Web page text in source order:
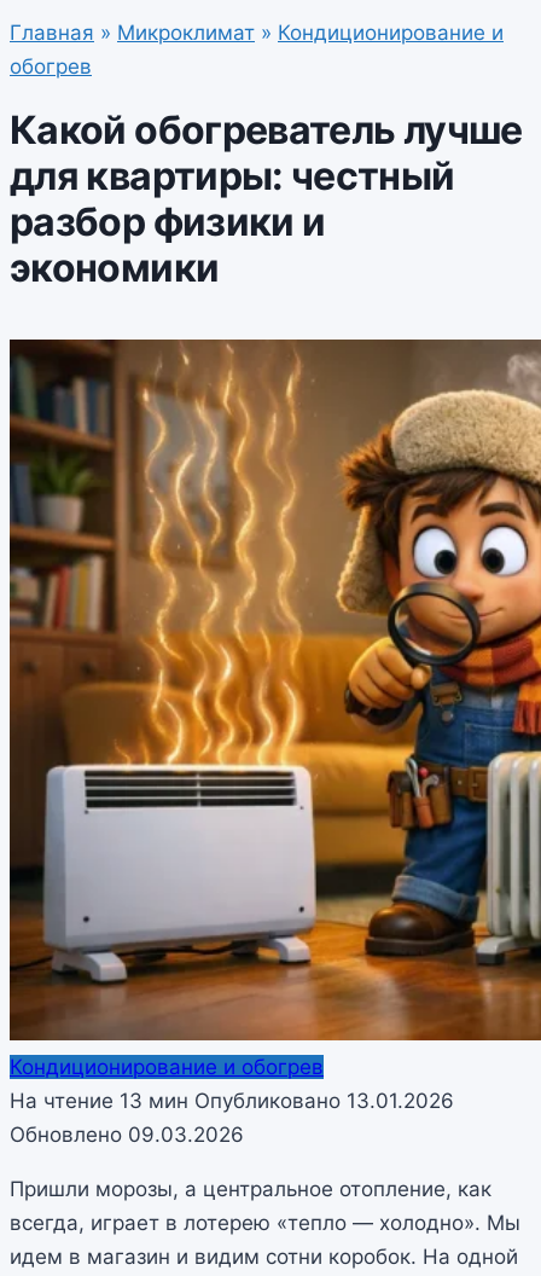
Главная » Микроклимат » Кондиционирование и
обогрев
Какой обогреватель лучше
для квартиры: честный
разбор физики и
экономики
Кондиционирование и обогрев
На чтение 13 мин Опубликовано 13.01.2026
Обновлено 09.03.2026
Пришли морозы, а центральное отопление, как
всегда, играет в лотерею «тепло — холодно». Мы
идем в магазин и видим сотни коробок. На одной